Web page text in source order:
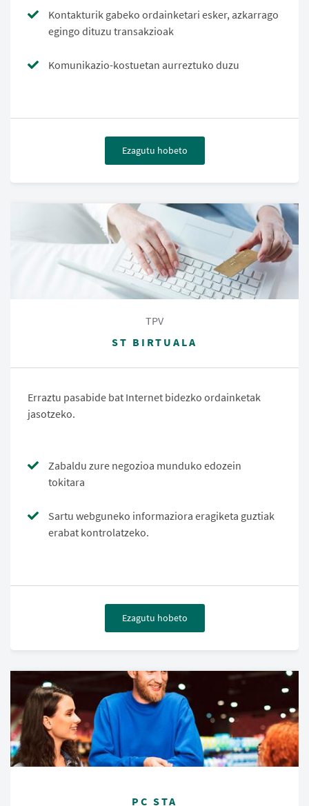
Kontakturik gabeko ordainketari esker, azkarrago
egingo dituzu transakzioak
Komunikazio-kostuetan aurreztuko duzu
Ezagutu hobeto
TPV
ST BIRTUALA
Erraztu pasabide bat Internet bidezko ordainketak
jasotzeko.
Zabaldu zure negozioa munduko edozein
tokitara
Sartu webguneko informaziora eragiketa guztiak
erabat kontrolatzeko.
Ezagutu hobeto
PC STA